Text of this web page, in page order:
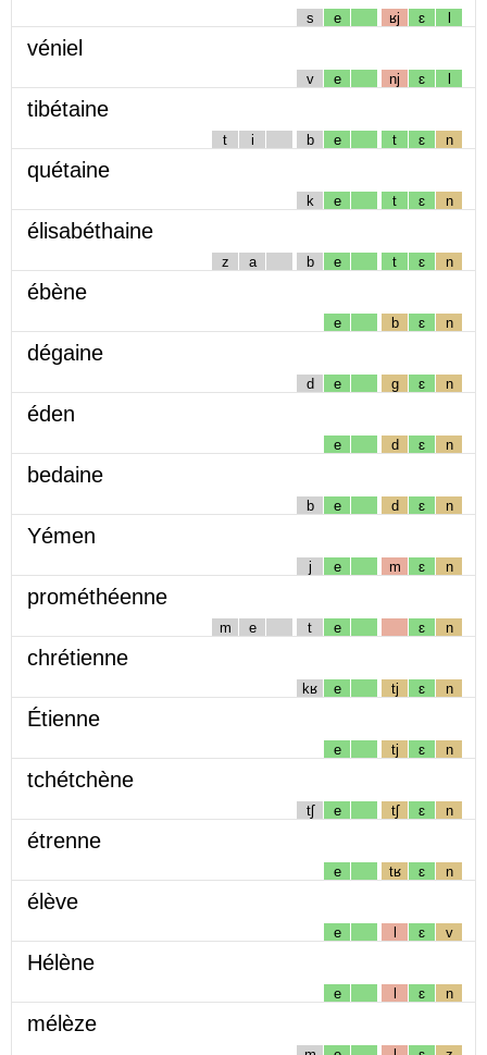
s e ʁj ɛ l
véniel
v e nj ɛ l
tibétaine
t i b e t ɛ n
quétaine
k e t ɛ n
élisabéthaine
z a b e t ɛ n
ébène
e b ɛ n
dégaine
d e g ɛ n
éden
e d ɛ n
bedaine
b e d ɛ n
Yémen
j e m ɛ n
prométhéenne
m e t e ɛ n
chrétienne
kʁ e tj ɛ n
Étienne
e tj ɛ n
tchétchène
tʃ e tʃ ɛ n
étrenne
e tʁ ɛ n
élève
e l ɛ v
Hélène
e l ɛ n
mélèze